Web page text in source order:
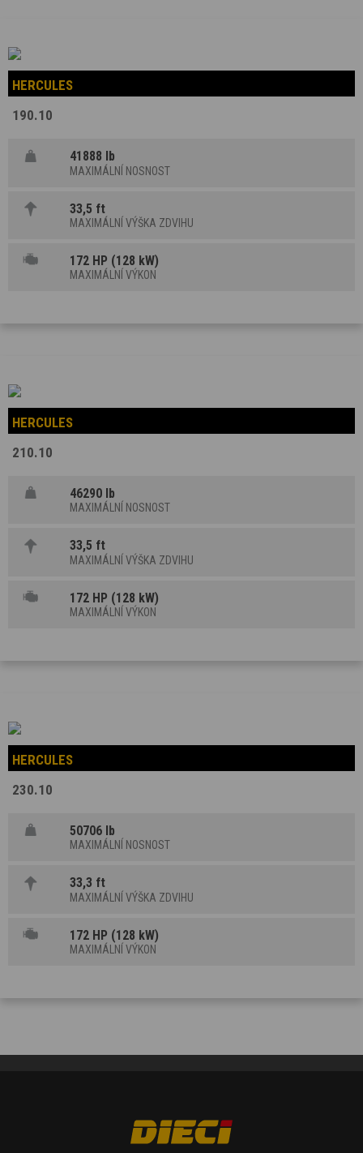
HERCULES
190.10
41888 lb
MAXIMÁLNÍ NOSNOST
33,5 ft
MAXIMÁLNÍ VÝŠKA ZDVIHU
172 HP (128 kW)
MAXIMÁLNÍ VÝKON
HERCULES
210.10
46290 lb
MAXIMÁLNÍ NOSNOST
33,5 ft
MAXIMÁLNÍ VÝŠKA ZDVIHU
172 HP (128 kW)
MAXIMÁLNÍ VÝKON
HERCULES
230.10
50706 lb
MAXIMÁLNÍ NOSNOST
33,3 ft
MAXIMÁLNÍ VÝŠKA ZDVIHU
172 HP (128 kW)
MAXIMÁLNÍ VÝKON